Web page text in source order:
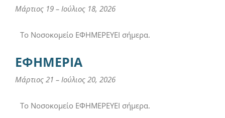
Μάρτιος 19 – Ιούλιος 18, 2026
Το Νοσοκομείο ΕΦΗΜΕΡΕΥΕΙ σήμερα.
ΕΦΗΜΕΡΙΑ
Μάρτιος 21 – Ιούλιος 20, 2026
Το Νοσοκομείο ΕΦΗΜΕΡΕΥΕΙ σήμερα.